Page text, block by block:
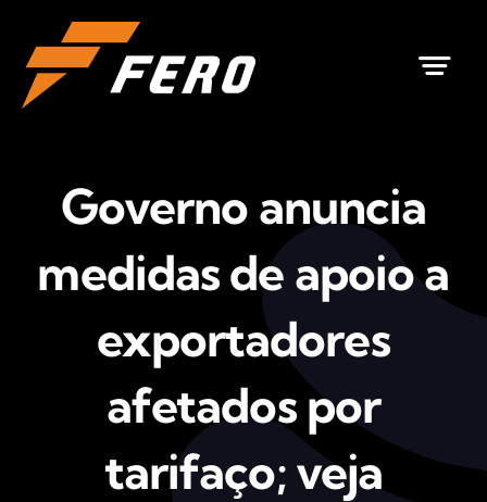
para
conteúdo
Governo anuncia
medidas de apoio a
exportadores
afetados por
tarifaço; veja